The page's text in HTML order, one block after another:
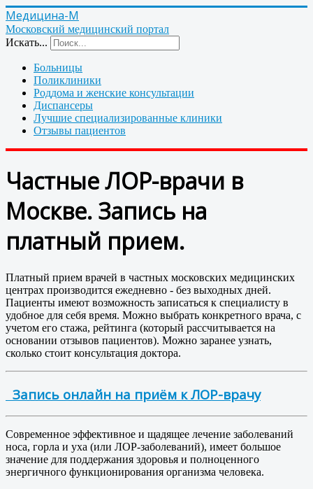
Медицина-М
Московский медицинский портал
Искать...
Больницы
Поликлиники
Роддома и женские консультации
Диспансеры
Лучшие специализированные клиники
Отзывы пациентов
Частные ЛОР-врачи в
Москве. Запись на
платный прием.
Платный прием врачей в частных московских медицинских
центрах производится ежедневно - без выходных дней.
Пациенты имеют возможность записаться к специалисту в
удобное для себя время. Можно выбрать конкретного врача, с
учетом его стажа, рейтинга (который рассчитывается на
основании отзывов пациентов). Можно заранее узнать,
сколько стоит консультация доктора.
Запись онлайн на приём к ЛОР-врачу
Современное эффективное и щадящее лечение заболеваний
носа, горла и уха (или ЛОР-заболеваний), имеет большое
значение для поддержания здоровья и полноценного
энергичного функционирования организма человека.